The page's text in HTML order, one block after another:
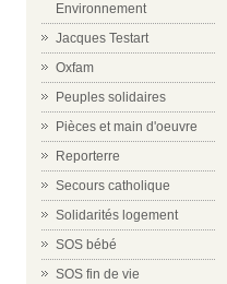
Environnement
Jacques Testart
Oxfam
Peuples solidaires
Pièces et main d'oeuvre
Reporterre
Secours catholique
Solidarités logement
SOS bébé
SOS fin de vie